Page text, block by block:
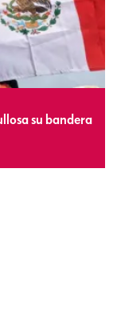
su bandera